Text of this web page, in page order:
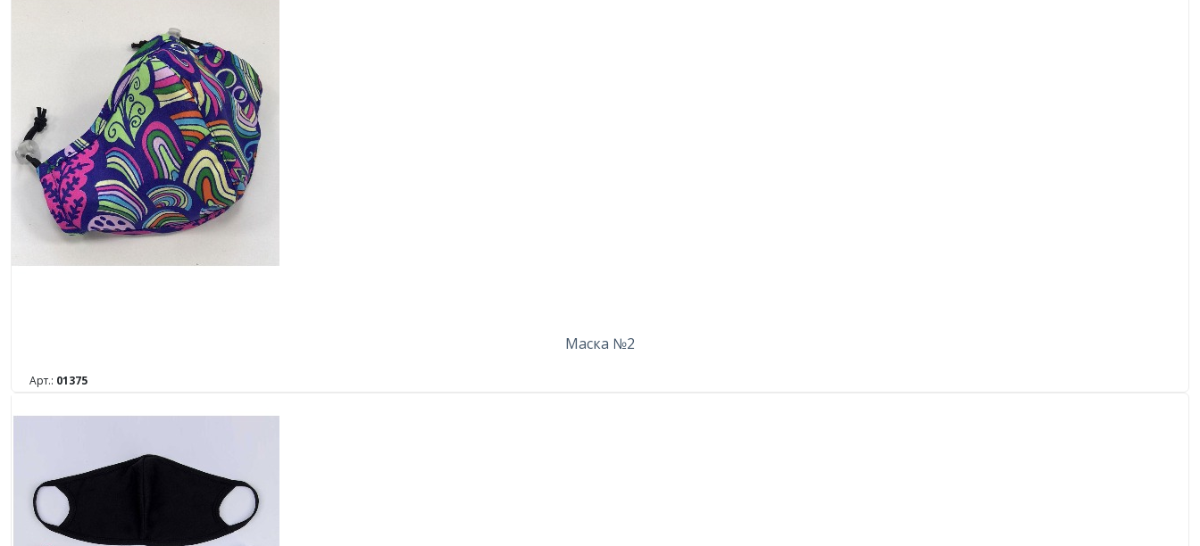
Маска №2
Арт.: 01375